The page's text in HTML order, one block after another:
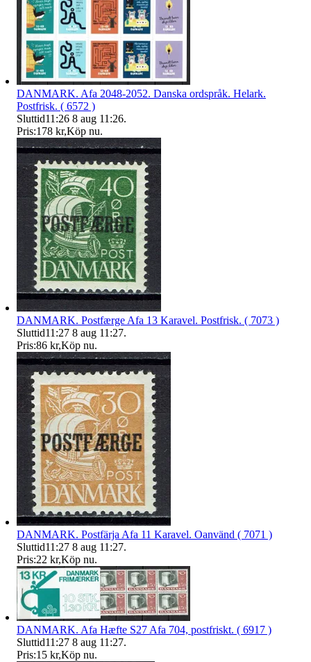
DANMARK. Afa 2048-2052. Danska ordspråk. Helark.
Postfrisk. ( 6572 )
Sluttid11:26 8 aug 11:26.
Pris:178 kr,Köp nu.
DANMARK. Postfærge Afa 13 Karavel. Postfrisk. ( 7073 )
Sluttid11:27 8 aug 11:27.
Pris:86 kr,Köp nu.
DANMARK. Postfärja Afa 11 Karavel. Oanvänd ( 7071 )
Sluttid11:27 8 aug 11:27.
Pris:22 kr,Köp nu.
DANMARK. Afa Hæfte S27 Afa 704, postfriskt. ( 6917 )
Sluttid11:27 8 aug 11:27.
Pris:15 kr,Köp nu.